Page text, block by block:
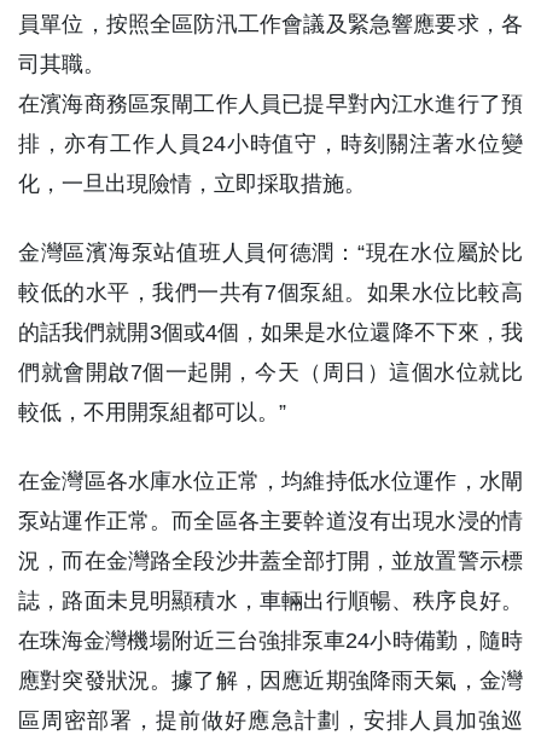
員單位，按照全區防汛工作會議及緊急響應要求，各
司其職。
在濱海商務區泵閘工作人員已提早對內江水進行了預
排，亦有工作人員24小時值守，時刻關注著水位變
化，一旦出現險情，立即採取措施。
金灣區濱海泵站值班人員何德潤：“現在水位屬於比
較低的水平，我們一共有7個泵組。如果水位比較高
的話我們就開3個或4個，如果是水位還降不下來，我
們就會開啟7個一起開，今天（周日）這個水位就比
較低，不用開泵組都可以。”
在金灣區各水庫水位正常，均維持低水位運作，水閘
泵站運作正常。而全區各主要幹道沒有出現水浸的情
況，而在金灣路全段沙井蓋全部打開，並放置警示標
誌，路面未見明顯積水，車輛出行順暢、秩序良好。
在珠海金灣機場附近三台強排泵車24小時備勤，隨時
應對突發狀況。據了解，因應近期強降雨天氣，金灣
區周密部署，提前做好應急計劃，安排人員加強巡